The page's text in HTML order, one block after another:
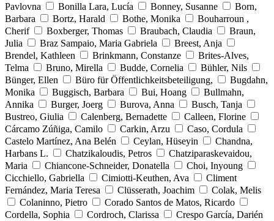
Pavlovna
Bonilla Lara, Lucía Bonney, Susanne
Born,
Barbara
Bortz, Harald Bothe, Monika
Bouharroun ,
Cherif
Boxberger, Thomas Braubach, Claudia
Braun,
Julia
Braz Sampaio, Maria Gabriela
Breest, Anja
Brendel, Kathleen
Brinkmann, Constanze
Brites-Alves,
Telma
Bruno, Mirella Budde, Cornelia
Bühler, Nils
Bünger, Ellen
Büro für Öffentlichkeitsbeteiligung,
Bugdahn,
Monika
Buggisch, Barbara Bui, Hoang
Bullmahn,
Annika
Burger, Joerg Burova, Anna
Busch, Tanja
Bustreo, Giulia
Calenberg, Bernadette
Calleen, Florine
Cárcamo Zúñiga, Camilo
Carkin, Arzu
Caso, Cordula
Castelo Martínez, Ana Belén
Ceylan, Hüseyin
Chandna,
Harbans L.
Chatzikaloudis, Petros
Chatziparaskevaidou,
Maria
Chiancone-Schneider, Donatella
Choi, Inyoung
Cicchiello, Gabriella
Cimiotti-Keuthen, Ava
Climent
Fernández, Maria Teresa
Clüsserath, Joachim
Colak, Melis
Colaninno, Pietro
Corado Santos de Matos, Ricardo
Cordella, Sophia
Cordroch, Clarissa
Crespo García, Darién